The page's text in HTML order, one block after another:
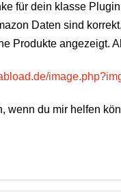
für dein klasse
Daten sind
Produkte angezeigt.
wenn du mir helfen